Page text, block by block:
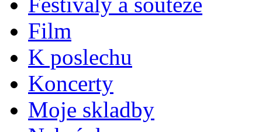
Film
K poslechu
Koncerty
Moje skladby